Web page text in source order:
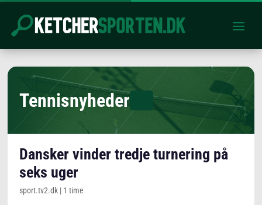
Tennisnyheder
Dansker vinder tredje turnering på
seks uger
sport.tv2.dk | 1 time